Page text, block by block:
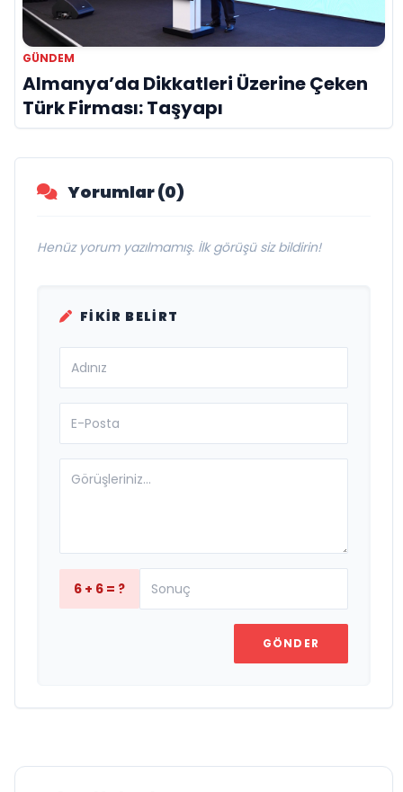
GÜNDEM
Almanya’da Dikkatleri Üzerine Çeken
Türk Firması: Taşyapı
Yorumlar (0)
Henüz yorum yazılmamış. İlk görüşü siz bildirin!
FIKIR BELIRT
6 + 6 = ?
GÖNDER